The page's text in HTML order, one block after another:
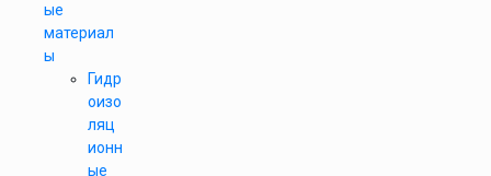
ые
материал
ы
Гидр
оизо
ляц
ионн
ые